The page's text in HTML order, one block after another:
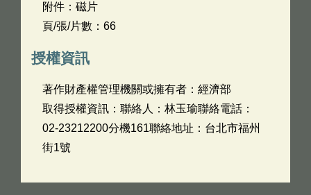
附件：磁片
頁/張/片數：66
授權資訊
著作財產權管理機關或擁有者：經濟部
取得授權資訊：聯絡人：林玉瑜聯絡電話：
02-23212200分機161聯絡地址：台北市福州
街1號